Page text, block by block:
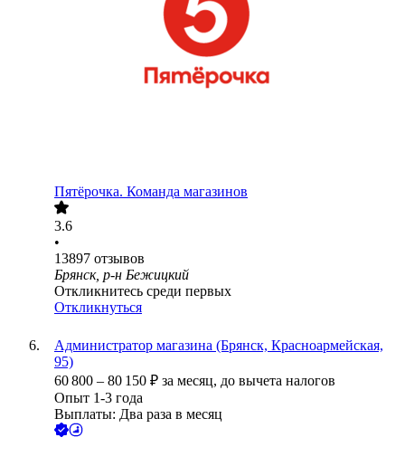
Пятёрочка. Команда магазинов
3.6
•
13897 отзывов
Брянск, р-н Бежицкий
Откликнитесь среди первых
Откликнуться
Администратор магазина (Брянск, Красноармейская,
95)
60 800 – 80 150 ₽ за месяц, до вычета налогов
Опыт 1-3 года
Выплаты: Два раза в месяц